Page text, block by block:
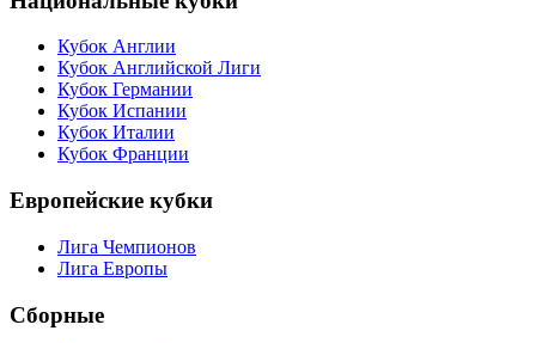
Кубок Англии
Кубок Английской Лиги
Кубок Германии
Кубок Испании
Кубок Италии
Кубок Франции
Европейские кубки
Лига Чемпионов
Лига Европы
Сборные